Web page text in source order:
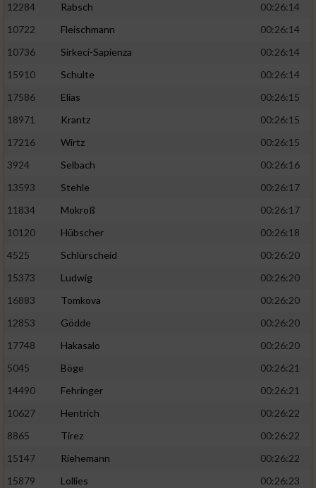
12284
Rabsch
00:26:14
10722
Fleischmann
00:26:14
10736
Sirkeci-Sapienza
00:26:14
15910
Schulte
00:26:14
17586
Elias
00:26:15
18971
Krantz
00:26:15
17216
Wirtz
00:26:15
3924
Selbach
00:26:16
13593
Stehle
00:26:17
11834
Mokroß
00:26:17
10120
Hübscher
00:26:18
4525
Schlürscheid
00:26:20
15373
Ludwig
00:26:20
16883
Tomkova
00:26:20
12853
Gödde
00:26:20
17748
Hakasalo
00:26:20
5045
Böge
00:26:21
14490
Fehringer
00:26:21
10627
Hentrich
00:26:22
8865
Tirez
00:26:22
15147
Riehemann
00:26:22
15879
Lollies
00:26:23